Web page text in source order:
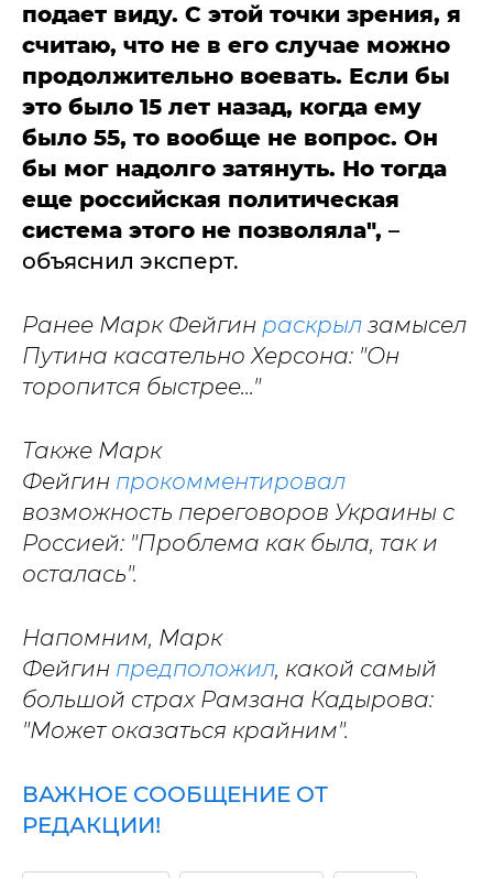
подает виду. С этой точки зрения, я
считаю, что не в его случае можно
продолжительно воевать. Если бы
это было 15 лет назад, когда ему
было 55, то вообще не вопрос. Он
бы мог надолго затянуть. Но тогда
еще российская политическая
система этого не позволяла", –
объяснил эксперт.
Ранее Марк Фейгин раскрыл замысел
Путина касательно Херсона: "Он
торопится быстрее..."
Также Марк
Фейгин прокомментировал
возможность переговоров Украины с
Россией: "Проблема как была, так и
осталась".
Напомним, Марк
Фейгин предположил, какой самый
большой страх Рамзана Кадырова:
"Может оказаться крайним".
ВАЖНОЕ СООБЩЕНИЕ ОТ
РЕДАКЦИИ!